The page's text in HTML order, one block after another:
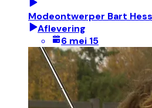
Modeontwerper Bart Hess
Aflevering
6 mei 15